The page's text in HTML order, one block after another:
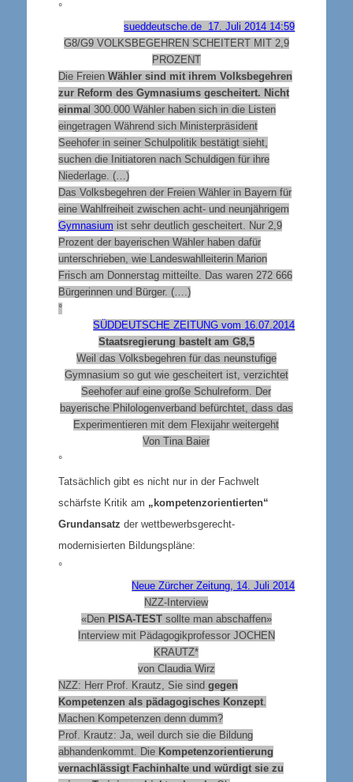
°
sueddeutsche.de 17. Juli 2014 14:59
G8/G9 VOLKSBEGEHREN SCHEITERT MIT 2,9
PROZENT
Die Freien Wähler sind mit ihrem Volksbegehren
zur Reform des Gymnasiums gescheitert. Nicht
einmal 300.000 Wähler haben sich in die Listen
eingetragen Während sich Ministerpräsident
Seehofer in seiner Schulpolitik bestätigt sieht,
suchen die Initiatoren nach Schuldigen für ihre
Niederlage. (…)
Das Volksbegehren der Freien Wähler in Bayern für
eine Wahlfreiheit zwischen acht- und neunjährigem
Gymnasium ist sehr deutlich gescheitert. Nur 2,9
Prozent der bayerischen Wähler haben dafür
unterschrieben, wie Landeswahlleiterin Marion
Frisch am Donnerstag mitteilte. Das waren 272 666
Bürgerinnen und Bürger. (….)
°
SÜDDEUTSCHE ZEITUNG vom 16.07.2014
Staatsregierung bastelt am G8,5
Weil das Volksbegehren für das neunstufige
Gymnasium so gut wie gescheitert ist, verzichtet
Seehofer auf eine große Schulreform. Der
bayerische Philologenverband befürchtet, dass das
Experimentieren mit dem Flexijahr weitergeht
Von Tina Baier
°
Tatsächlich gibt es nicht nur in der Fachwelt
schärfste Kritik am „kompetenzorientierten“
Grundansatz der wettbewerbsgerecht-
modernisierten Bildungspläne:
°
Neue Zürcher Zeitung, 14. Juli 2014
NZZ-Interview
«Den PISA-TEST sollte man abschaffen»
Interview mit Pädagogikprofessor JOCHEN
KRAUTZ*
von Claudia Wirz
NZZ: Herr Prof. Krautz, Sie sind gegen
Kompetenzen als pädagogisches Konzept.
Machen Kompetenzen denn dumm?
Prof. Krautz: Ja, weil durch sie die Bildung
abhandenkommt. Die Kompetenzorientierung
vernachlässigt Fachinhalte und würdigt sie zu